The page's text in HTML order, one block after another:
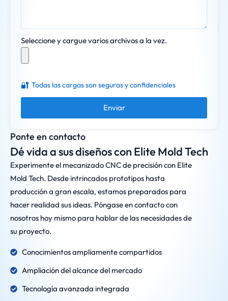
Ponte en contacto
Dé vida a sus diseños con Elite Mold Tech
Experimente el mecanizado CNC de precisión con Elite
Mold Tech. Desde intrincados prototipos hasta
producción a gran escala, estamos preparados para
hacer realidad sus ideas. Póngase en contacto con
nosotros hoy mismo para hablar de las necesidades de
su proyecto.
Conocimientos ampliamente compartidos
Ampliación del alcance del mercado
Tecnología avanzada integrada
Seleccione y cargue varios archivos a la vez.
🔐 Todas las cargas son seguras y confidenciales
Enviar